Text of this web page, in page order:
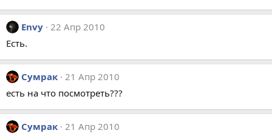
Envy 22 Апр 2010
Есть.
Сумрак 21 Апр 2010
есть на что посмотреть???
Сумрак 21 Апр 2010